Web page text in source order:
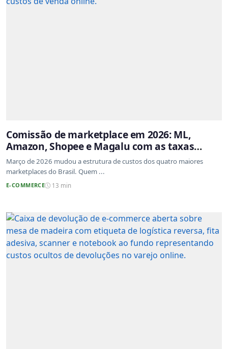
Comissão de marketplace em 2026: ML,
Amazon, Shopee e Magalu com as taxas
atualizadas
Março de 2026 mudou a estrutura de custos dos quatro maiores
marketplaces do Brasil. Quem ...
E-COMMERCE 13 min